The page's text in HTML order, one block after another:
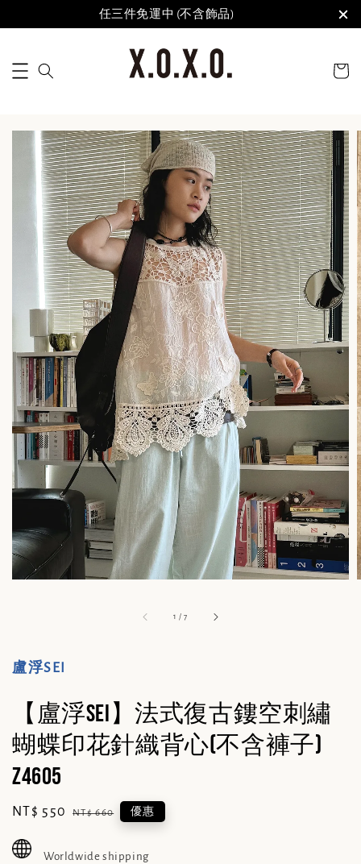
任三件免運中 (不含飾品)
1 /7
盧浮SEI
【盧浮Sei】法式復古鏤空刺繡
蝴蝶印花針織背心(不含褲子)
Z4605
Sale
NT$ 550 Regular
NT$ 660 優惠
Worldwide shipping